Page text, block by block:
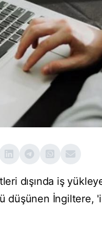
dışında iş
düşünen İngiltere,